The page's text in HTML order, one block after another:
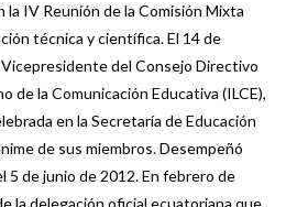
IV Reunión de la Comisión Mixta
técnica y científica. El 14 de
del Consejo Directivo
de la Comunicación Educativa (ILCE),
en la Secretaría de Educación
de sus miembros. Desempeñó
de junio de 2012. En febrero de